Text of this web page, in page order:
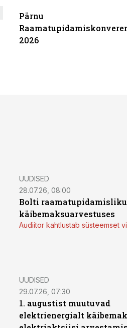
Pärnu
2026
UUDISED
28.07.26, 08:00
Bolti
käibemaksuarvestuses
Audiitor kahtlustab süsteemset
UUDISED
29.07.26, 07:30
1. augustist muutuvad
elektrienergialt